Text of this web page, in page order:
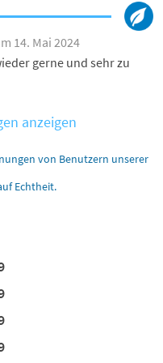
14. Mai 2024
gerne und sehr zu
anzeigen
von Benutzern unserer
Echtheit.